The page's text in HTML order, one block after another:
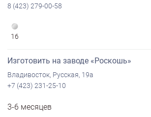
8 (423) 279-00-58
16
Изготовить на заводе «Роскошь»
Владивосток, Русская, 19а
+7 (423) 231-25-10
3-6 месяцев